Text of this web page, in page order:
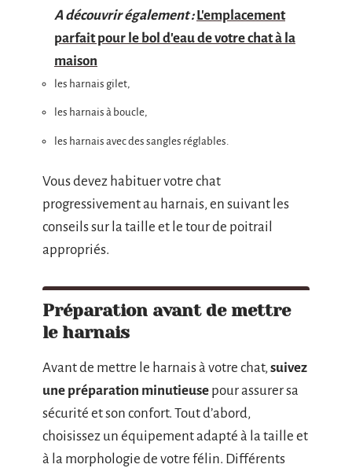
A découvrir également : L'emplacement
parfait pour le bol d'eau de votre chat à la
maison
les harnais gilet,
les harnais à boucle,
les harnais avec des sangles réglables.
Vous devez habituer votre chat
progressivement au harnais, en suivant les
conseils sur la taille et le tour de poitrail
appropriés.
Préparation avant de mettre
le harnais
Avant de mettre le harnais à votre chat,suivez
une préparation minutieuse pour assurer sa
sécurité et son confort. Tout d’abord,
choisissez un équipement adapté à la taille et
à la morphologie de votre félin. Différents